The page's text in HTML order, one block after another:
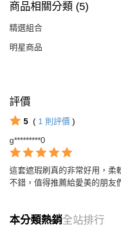
商品相關分類 (5)
精選組合
明星商品
評價
5 ( 1 則評價 )
g*********0
這套遮瑕刷真的非常好用，柔
不錯，值得推薦給愛美的朋友
本分類熱銷全站排行